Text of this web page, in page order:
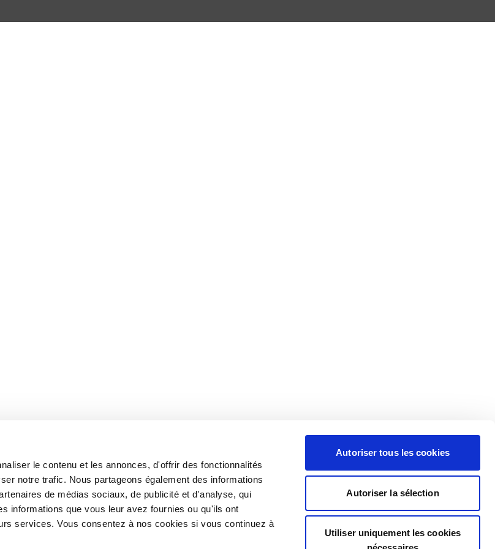
le contenu et les annonces, d'offrir des fonctionnalités
notre trafic. Nous partageons également des informations
de médias sociaux, de publicité et d'analyse, qui
informations que vous leur avez fournies ou qu'ils ont
services. Vous consentez à nos cookies si vous continuez à
Autoriser tous les cookies
Autoriser la sélection
Utiliser uniquement les cookies